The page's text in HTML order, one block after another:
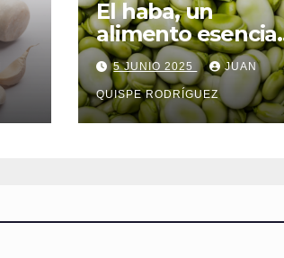
El haba, un
alimento esencial
para el
metabolismo
5 JUNIO 2025 JUAN
QUISPE RODRÍGUEZ